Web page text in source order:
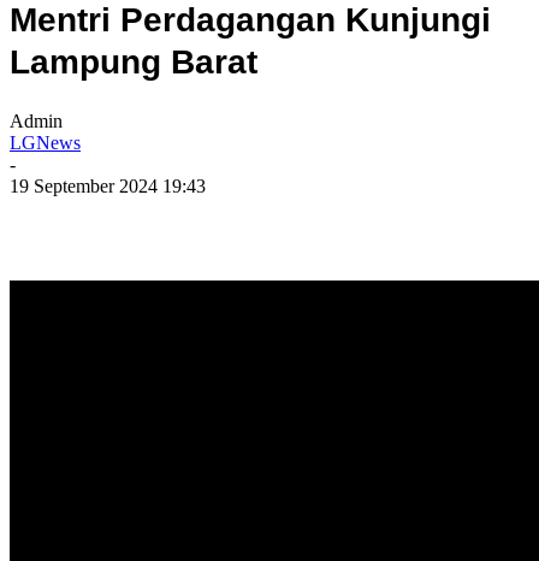
Mentri Perdagangan Kunjungi
Lampung Barat
Admin
LGNews
-
19 September 2024 19:43